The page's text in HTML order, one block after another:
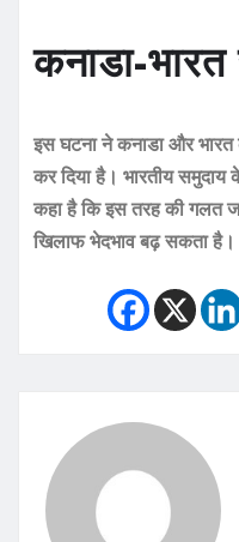
कनाडा-
इस घटना ने कनाडा और भारत
कर दिया है। भारतीय समुदाय
कहा है कि इस तरह की गलत
खिलाफ भेदभाव बढ़ सकता है।